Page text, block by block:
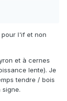
l'if et non
et à cernes
lente). Je
tendre / bois